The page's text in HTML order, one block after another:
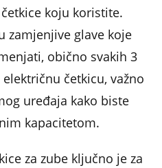
koju koristite.
zamjenjive glave koje
obično svakih 3
četkicu, važno
uređaja kako biste
kapacitetom.
za zube ključno je za